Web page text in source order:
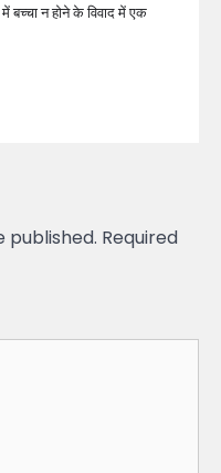
न होने के विवाद में एक
published. Required